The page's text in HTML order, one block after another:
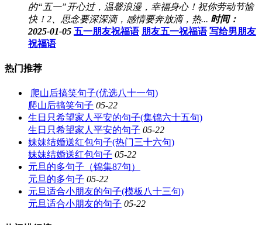
的“五一”开心过，温馨浪漫，幸福身心！祝你劳动节愉
快！2、思念要深深滴，感情要奔放滴，热... 时间：
2025-01-05 五一朋友祝福语 朋友五一祝福语 写给男朋友
祝福语
热门推荐
爬山后搞笑句子(优选八十一句)
爬山后搞笑句子 05-22
生日只希望家人平安的句子(集锦六十五句)
生日只希望家人平安的句子 05-22
妹妹结婚送红包句子(热门三十六句)
妹妹结婚送红包句子 05-22
元旦的多句子（锦集87句）
元旦的多句子 05-22
元旦适合小朋友的句子(模板八十三句)
元旦适合小朋友的句子 05-22